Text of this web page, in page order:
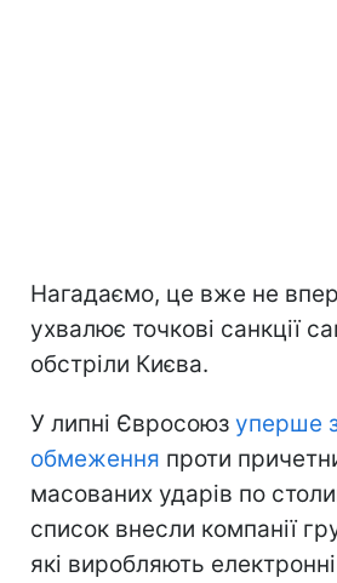
Нагадаємо, це вже не
ухвалює точкові санкції
обстріли Києва.
У липні Євросоюз уперше
обмеження проти
масованих ударів по
список внесли компанії
які виробляють